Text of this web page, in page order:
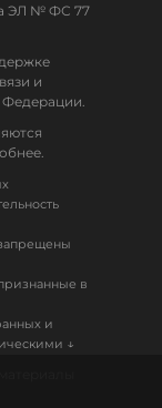
ЭЛ № ФС 77
и
в
и
↓